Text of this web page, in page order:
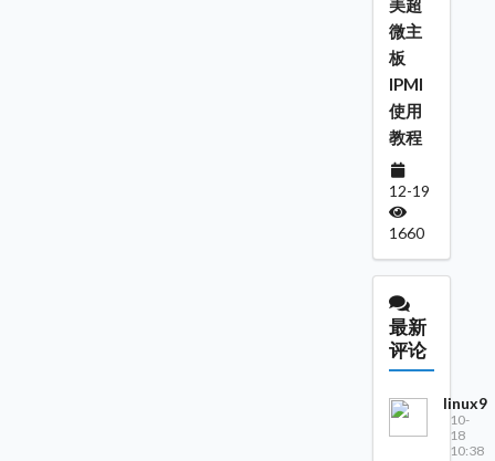
美超
微主
板
IPMI
使用
教程
12-19
1660
最新
评论
linux9
10-
18
10:38